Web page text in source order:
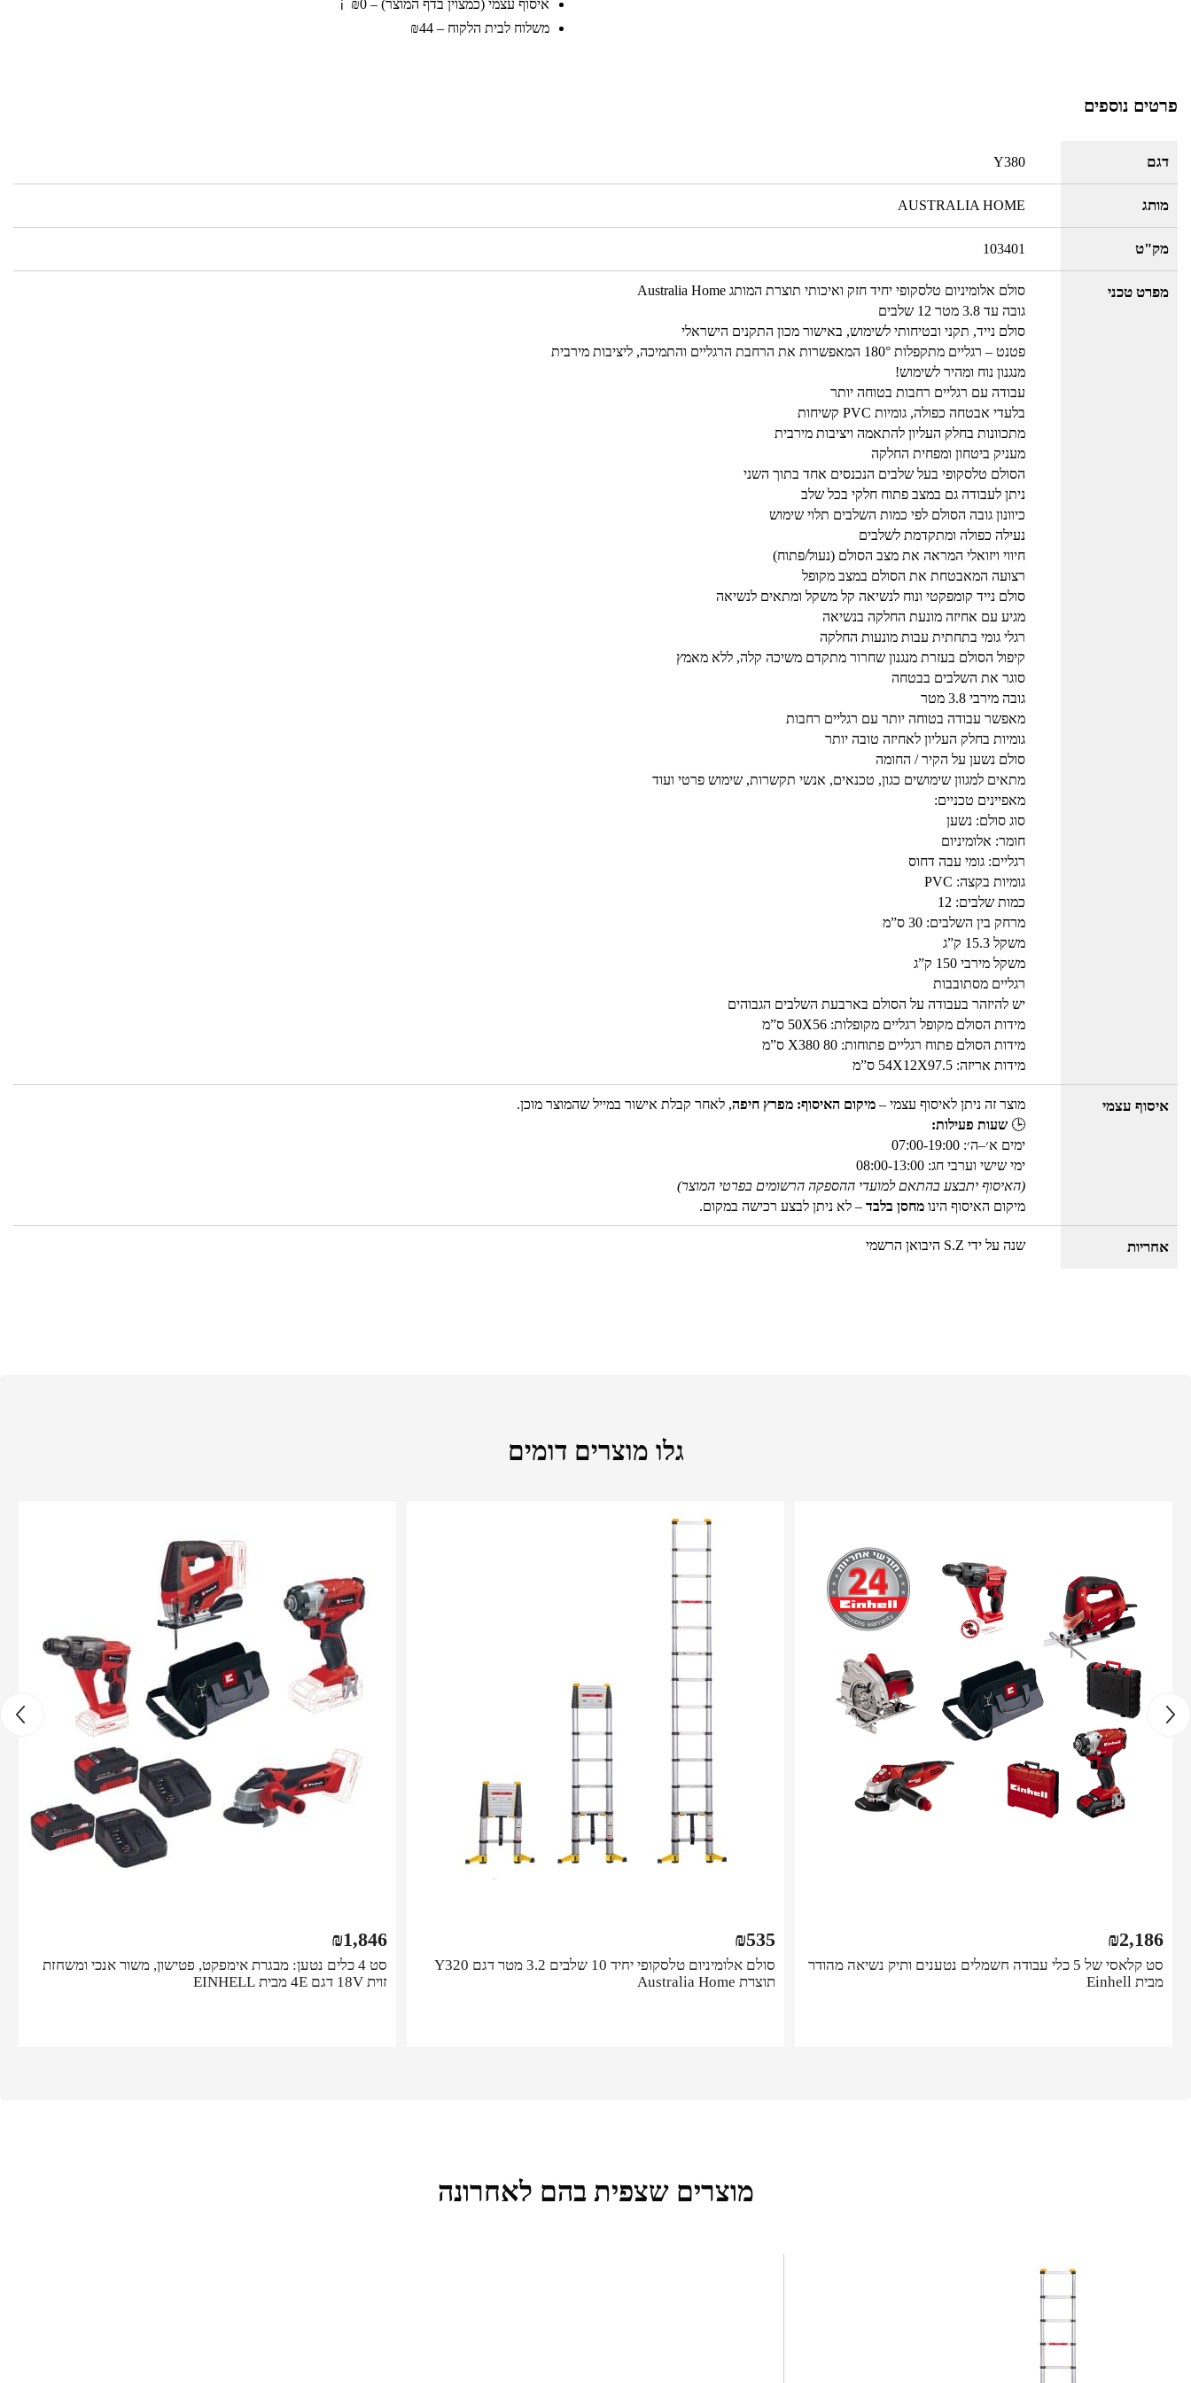
איסוף עצמי (כמצוין בדף המוצר) – ₪0 ℹ️
משלוח לבית הלקוח – ₪44
פרטים נוספים
דגם Y380
מותג AUSTRALIA HOME
מק"ט 103401
מפרט טכני
סולם אלומיניום טלסקופי יחיד חזק ואיכותי תוצרת המותג Australia Home
גובה עד 3.8 מטר 12 שלבים
סולם נייד, תקני ובטיחותי לשימוש, באישור מכון התקנים הישראלי
פטנט – רגליים מתקפלות 180° המאפשרות את הרחבת הרגליים והתמיכה, ליציבות מירבית
מנגנון נוח ומהיר לשימוש!
עבודה עם רגליים רחבות בטוחה יותר
בלעדי אבטחה כפולה, גומיות PVC קשיחות
מתכוונות בחלק העליון להתאמה ויציבות מירבית
מעניק ביטחון ומפחית החלקה
הסולם טלסקופי בעל שלבים הנכנסים אחד בתוך השני
ניתן לעבודה גם במצב פתוח חלקי בכל שלב
כיוונון גובה הסולם לפי כמות השלבים תלוי שימוש
נעילה כפולה ומתקדמת לשלבים
חיווי ויזואלי המראה את מצב הסולם (נעול/פתוח)
רצועה המאבטחת את הסולם במצב מקופל
סולם נייד קומפקטי ונוח לנשיאה קל משקל ומתאים לנשיאה
מגיע עם אחיזה מונעת החלקה בנשיאה
רגלי גומי בתחתית עבות מונעות החלקה
קיפול הסולם בעזרת מנגנון שחרור מתקדם משיכה קלה, ללא מאמץ
סוגר את השלבים בבטחה
גובה מירבי 3.8 מטר
מאפשר עבודה בטוחה יותר עם רגליים רחבות
גומיות בחלק העליון לאחיזה טובה יותר
סולם נשען על הקיר / החומה
מתאים למגוון שימושים כגון, טכנאים, אנשי תקשרות, שימוש פרטי ועוד
מאפיינים טכניים:
סוג סולם: נשען
חומר: אלומיניום
רגליים: גומי עבה דחוס
גומיות בקצה: PVC
כמות שלבים: 12
מרחק בין השלבים: 30 ס”מ
משקל 15.3 ק”ג
משקל מירבי 150 ק”ג
רגליים מסתובבות
יש להיזהר בעבודה על הסולם בארבעת השלבים הגבוהים
מידות הסולם מקופל רגליים מקופלות: 50X56 ס”מ
מידות הסולם פתוח רגליים פתוחות: X380 80 ס”מ
מידות אריזה: 54X12X97.5 ס”מ
איסוף עצמי מוצר זה ניתן לאיסוף עצמי – מיקום האיסוף: מפרץ חיפה, לאחר קבלת אישור במייל שהמוצר מוכן.
🕒 שעות פעילות:
ימים א׳–ה׳: 07:00-19:00
ימי שישי וערבי חג: 08:00-13:00
(האיסוף יתבצע בהתאם למועדי ההספקה הרשומים בפרטי המוצר)
מיקום האיסוף הינו מחסן בלבד – לא ניתן לבצע רכישה במקום.
אחריות שנה על ידי S.Z היבואן הרשמי
גלו מוצרים דומים
סט קלאסי של 5 כלי עבודה חשמלים נטענים ותיק נשיאה מהודר
מבית Einhell
₪2,186
סולם אלומיניום טלסקופי יחיד 10 שלבים 3.2 מטר דגם Y320
תוצרת Australia Home
₪535
סט 4 כלים נטען: מבגרת אימפקט, פטישון, משור אנכי ומשחזת
זוית 18V דגם 4E מבית EINHELL
₪1,846
מוצרים שצפית בהם לאחרונה